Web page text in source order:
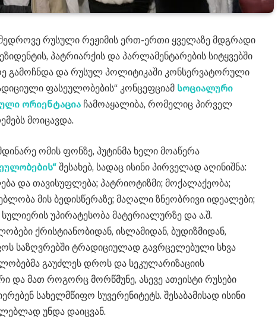
რუსული რეჟიმის ერთ-ერთი ყველაზე მდგრადი
პატრიარქის და პარლამენტარების სიტყვებში
გამოჩნდა და რუსულ პოლიტიკაში კონსერვატორული
ფასეულობების“ კონცეფციამ სოციალური
ორიენტაცია ჩამოაყალიბა, რომელიც პირველ
მოიცავდა.
ომის ფონზე, პუტინმა ხელი მოაწერა
შესახებ, სადაც ისინი პირველად აღინიშნა:
და თავისუფლება; პატრიოტიზმი; მოქალაქეობა;
მის ბედისწერაზე; მაღალი ზნეობრივი იდეალები;
უპირატესობა მატერიალურზე და ა.შ.
ქრისტიანობიდან, ისლამიდან, ბუდიზმიდან,
საზღვრებში ტრადიციულად გავრცელებული სხვა
გაუძლეს დროს და სეკულარიზაციის
და მათ როგორც მორწმუნე, ასევე ათეისტი რუსები
სახელმწიფო სუვერენიტეტს. შესაბამისად ისინი
უნდა დაიცვან.